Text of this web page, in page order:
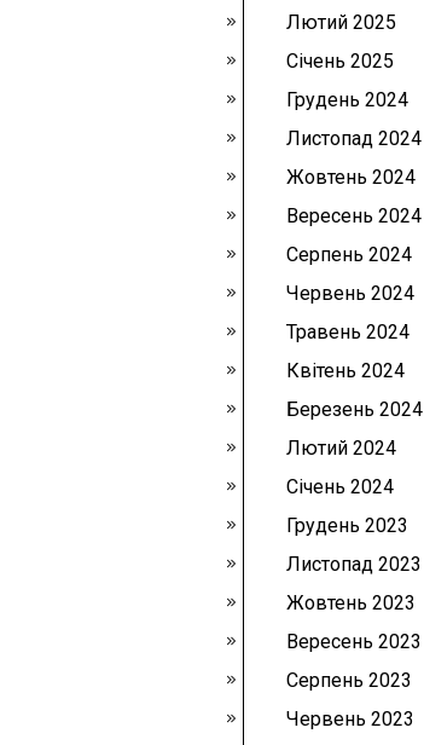
Лютий 2025
Січень 2025
Грудень 2024
Листопад 2024
Жовтень 2024
Вересень 2024
Серпень 2024
Червень 2024
Травень 2024
Квітень 2024
Березень 2024
Лютий 2024
Січень 2024
Грудень 2023
Листопад 2023
Жовтень 2023
Вересень 2023
Серпень 2023
Червень 2023